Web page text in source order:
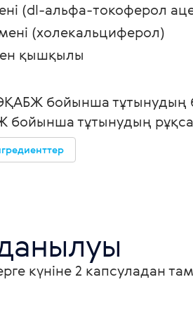
(dl-альфа-токоферол
(холекальциферол)
қышқылы
бойынша тұтынудың
тұтынудың
күніне 2 капсуладан